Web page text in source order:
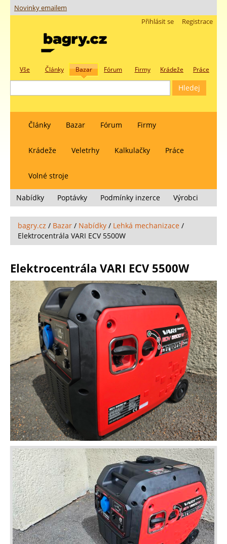
Novinky emailem
Registrace
Přihlásit se
Vše Články Bazar Fórum Firmy Krádeže Práce
Články Bazar Fórum Firmy
Krádeže Veletrhy Kalkulačky Práce
Volné stroje
Nabídky Poptávky Podmínky inzerce Výrobci
bagry.cz / Bazar / Nabídky / Lehká mechanizace /
Elektrocentrála VARI ECV 5500W
Elektrocentrála VARI ECV 5500W